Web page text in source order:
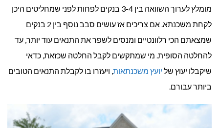
מומלץ לערוך השוואה בין 3-4 בנקים לפחות לפני שמחליטים היכן
לקחת משכנתא. אם צריכים אז עושים סבב נוסף בין 2 בנקים
שמצאתם הכי רלוונטיים ומנסים לשפר את התנאים עוד יותר, עד
להחלטה הסופית. מי שמתקשים לקבל החלטה שכזאת, כדאי
שיקבלו יעוץ של יועץ משכנתאות, ויעזרו בו לקבלת התנאים הטובים
ביותר עבורם.